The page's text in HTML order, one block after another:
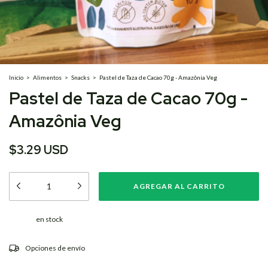
Inicio > Alimentos > Snacks > Pastel de Taza de Cacao 70g - Amazônia Veg
Pastel de Taza de Cacao 70g -
Amazônia Veg
$3.29 USD
en stock
Entregas para el CP:
Opciones de envío